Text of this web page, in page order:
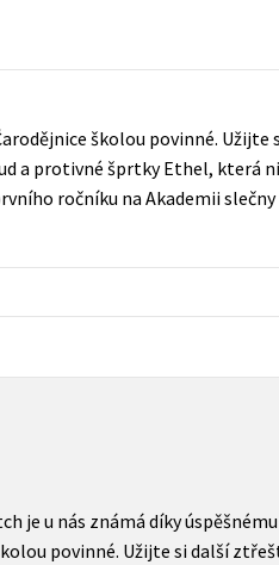
školou povinné. Užijte
a protivné šprtky Ethel, která
ročníku na Akademii slečny
je u nás známá díky úspěšnému
povinné. Užijte si další